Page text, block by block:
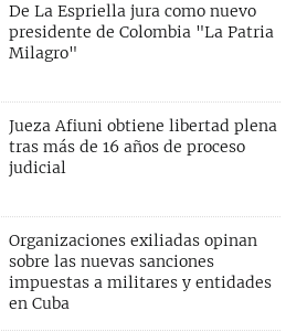
De La Espriella jura como nuevo
presidente de Colombia "La Patria
Milagro"
Jueza Afiuni obtiene libertad plena
tras más de 16 años de proceso
judicial
Organizaciones exiliadas opinan
sobre las nuevas sanciones
impuestas a militares y entidades
en Cuba